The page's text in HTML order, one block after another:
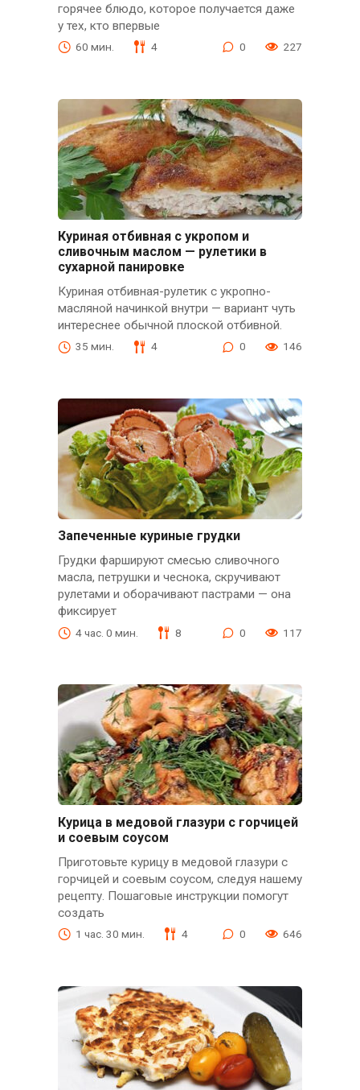
горячее блюдо, которое получается даже
у тех, кто впервые
60 мин. 4 0 227
Куриная отбивная с укропом и
сливочным маслом — рулетики в
сухарной панировке
Куриная отбивная-рулетик с укропно-
масляной начинкой внутри — вариант чуть
интереснее обычной плоской отбивной.
35 мин. 4 0 146
Запеченные куриные грудки
Грудки фаршируют смесью сливочного
масла, петрушки и чеснока, скручивают
рулетами и оборачивают пастрами — она
фиксирует
4 час. 0 мин. 8 0 117
Курица в медовой глазури с горчицей
и соевым соусом
Приготовьте курицу в медовой глазури с
горчицей и соевым соусом, следуя нашему
рецепту. Пошаговые инструкции помогут
создать
1 час. 30 мин. 4 0 646